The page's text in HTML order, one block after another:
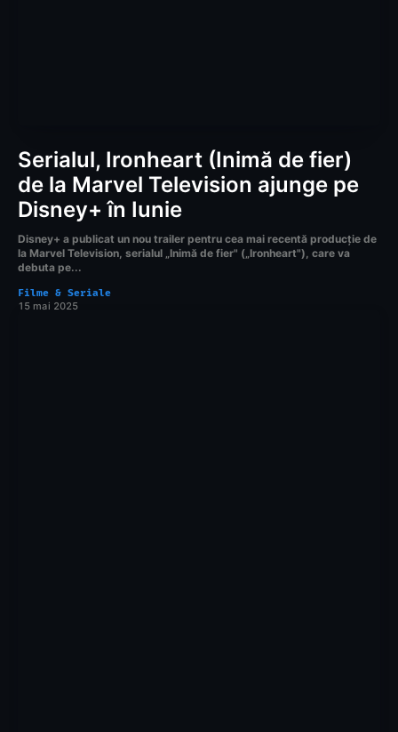
Serialul, Ironheart (Inimă de fier)
de la Marvel Television ajunge pe
Disney+ în Iunie
Disney+ a publicat un nou trailer pentru cea mai recentă producție de
la Marvel Television, serialul „Inimă de fier" („Ironheart"), care va
debuta pe...
Filme & Seriale
15 mai 2025